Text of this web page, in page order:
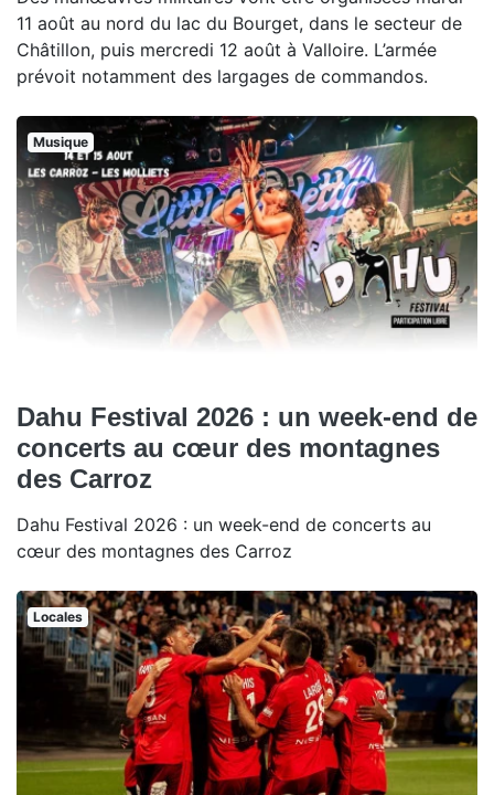
11 août au nord du lac du Bourget, dans le secteur de
Châtillon, puis mercredi 12 août à Valloire. L’armée
prévoit notamment des largages de commandos.
Musique
Dahu Festival 2026 : un week-end de
concerts au cœur des montagnes
des Carroz
Dahu Festival 2026 : un week-end de concerts au
cœur des montagnes des Carroz
Locales